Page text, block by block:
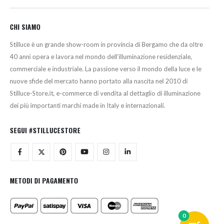
CHI SIAMO
Stilluce è un grande show-room in provincia di Bergamo che da oltre
40 anni opera e lavora nel mondo dell’illuminazione residenziale,
commerciale e industriale. La passione verso il mondo della luce e le
nuove sfide del mercato hanno portato alla nascita nel 2010 di
Stilluce-Store.it, e-commerce di vendita al dettaglio di illuminazione
dei più importanti marchi made in Italy e internazionali.
SEGUI #STILLUCESTORE
METODI DI PAGAMENTO
0